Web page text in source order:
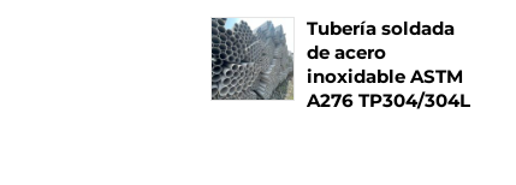
Tubería soldada
de acero
inoxidable ASTM
A276 TP304/304L